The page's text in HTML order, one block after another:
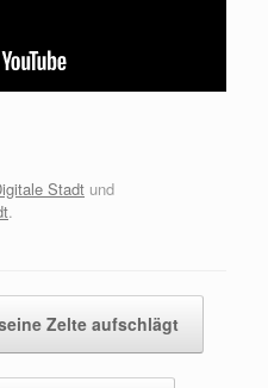
Stadt und
.
Zelte aufschlägt